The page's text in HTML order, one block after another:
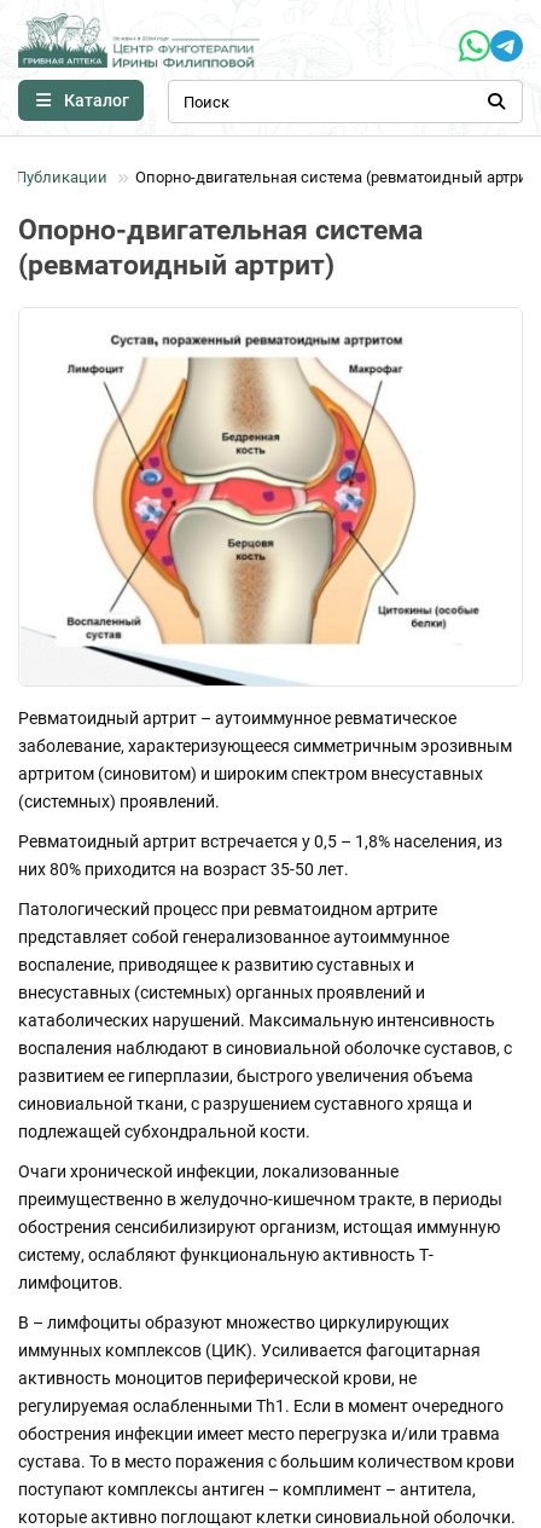
Каталог
Публикации Опорно-двигательная система (ревматоидный артрит)
Опорно-двигательная система
(ревматоидный артрит)
Ревматоидный артрит – аутоиммунное ревматическое
заболевание, характеризующееся симметричным эрозивным
артритом (синовитом) и широким спектром внесуставных
(системных) проявлений.
Ревматоидный артрит встречается у 0,5 – 1,8% населения, из
них 80% приходится на возраст 35-50 лет.
Патологический процесс при ревматоидном артрите
представляет собой генерализованное аутоиммунное
воспаление, приводящее к развитию суставных и
внесуставных (системных) органных проявлений и
катаболических нарушений. Максимальную интенсивность
воспаления наблюдают в синовиальной оболочке суставов, с
развитием ее гиперплазии, быстрого увеличения объема
синовиальной ткани, с разрушением суставного хряща и
подлежащей субхондральной кости.
Очаги хронической инфекции, локализованные
преимущественно в желудочно-кишечном тракте, в периоды
обострения сенсибилизируют организм, истощая иммунную
систему, ослабляют функциональную активность Т-
лимфоцитов.
В – лимфоциты образуют множество циркулирующих
иммунных комплексов (ЦИК). Усиливается фагоцитарная
активность моноцитов периферической крови, не
регулируемая ослабленными Th1. Если в момент очередного
обострения инфекции имеет место перегрузка и/или травма
сустава. То в место поражения с большим количеством крови
поступают комплексы антиген – комплимент – антитела,
которые активно поглощают клетки синовиальной оболочки.